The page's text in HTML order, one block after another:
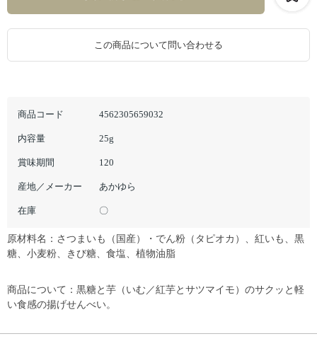
商品コード 4562305659032
内容量 25g
賞味期間 120
産地／メーカー あかゆら
在庫 〇
この商品について問い合わせる
原材料名：さつまいも（国産）・でん粉（タピオカ）、紅いも、黒
糖、小麦粉、きび糖、食塩、植物油脂
商品について：黒糖と芋（いむ／紅芋とサツマイモ）のサクッと軽
い食感の揚げせんべい。